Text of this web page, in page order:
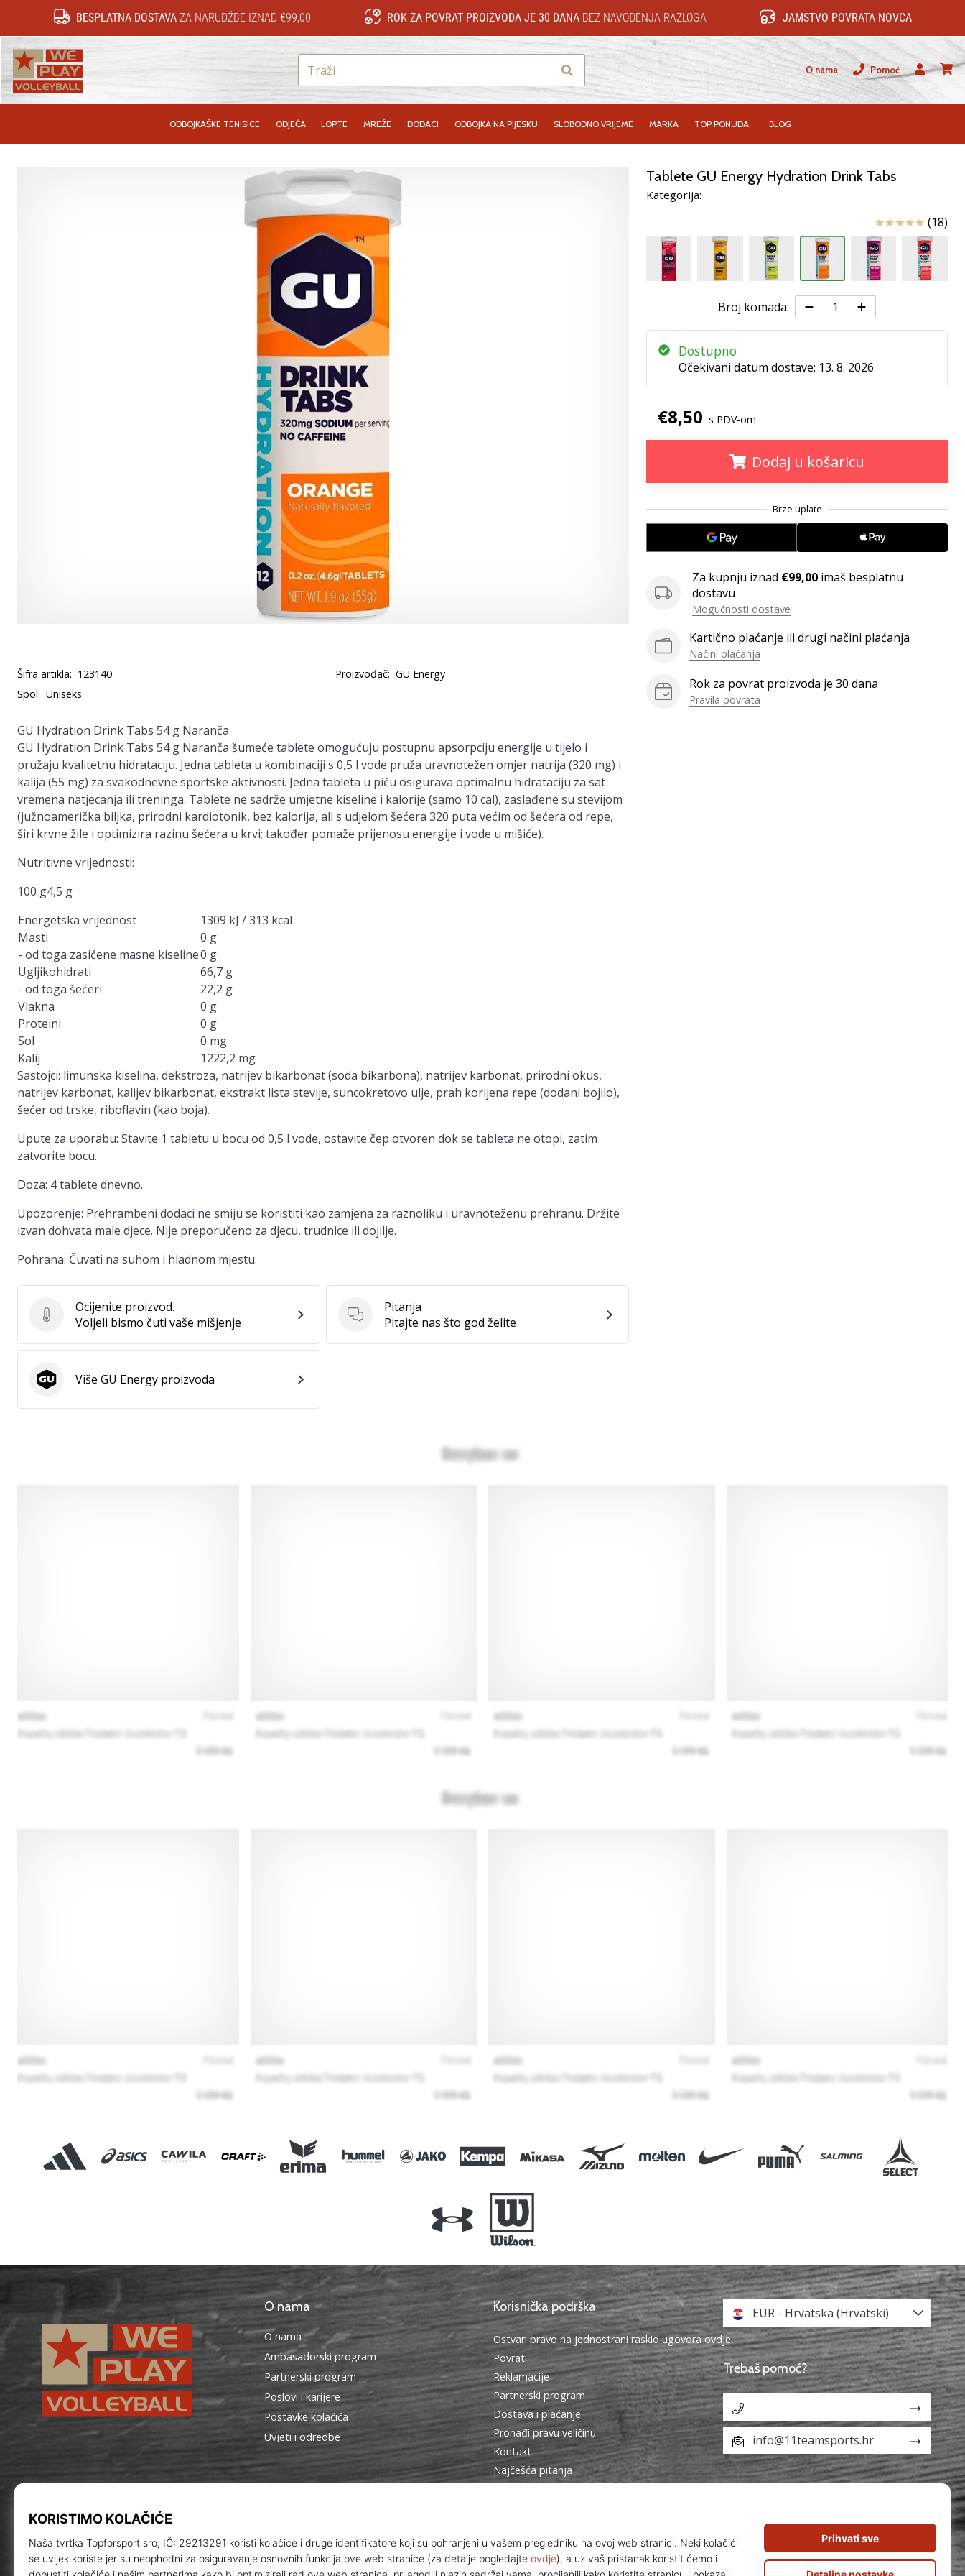
BESPLATNA DOSTAVAZA NARUDŽBE IZNAD €99,00 ROK ZA POVRAT PROIZVODA JE 30 DANABEZ NAVOĐENJA RAZLOGA JAMSTVO POVRATA NOVCA
O nama
Pomoć
Korisnik
ODBOJKAŠKE TENISICE ODJEĆA LOPTE MREŽE DODACI ODBOJKA NA PIJESKU SLOBODNO VRIJEME MARKA TOP PONUDA BLOG
Tablete GU Energy Hydration Drink Tabs
Kategorija:
Ocjena (18)
Broj komada:
Dostupno
Očekivani datum dostave: 13. 8. 2026
€8,50 s PDV-om
Dodaj u košaricu
Za kupnju iznad €99,00 imaš besplatnu
dostavu
Mogućnosti dostave
Kartično plaćanje ili drugi načini plaćanja
Načini plaćanja
Rok za povrat proizvoda je 30 dana
Pravila povrata
Šifra artikla: 123140 Proizvođač: GU Energy
Spol: Uniseks
GU Hydration Drink Tabs 54 g Naranča
GU Hydration Drink Tabs 54 g Naranča šumeće tablete omogućuju postupnu apsorpciju energije u tijelo i
pružaju kvalitetnu hidrataciju. Jedna tableta u kombinaciji s 0,5 l vode pruža uravnotežen omjer natrija (320 mg) i
kalija (55 mg) za svakodnevne sportske aktivnosti. Jedna tableta u piću osigurava optimalnu hidrataciju za sat
vremena natjecanja ili treninga. Tablete ne sadrže umjetne kiseline i kalorije (samo 10 cal), zaslađene su stevijom
(južnoamerička biljka, prirodni kardiotonik, bez kalorija, ali s udjelom šećera 320 puta većim od šećera od repe,
širi krvne žile i optimizira razinu šećera u krvi; također pomaže prijenosu energije i vode u mišiće).
Nutritivne vrijednosti:
100 g4,5 g
Energetska vrijednost
1309 kJ / 313 kcal
Masti
0 g
- od toga zasićene masne kiseline0 g
Ugljikohidrati
66,7 g
- od toga šećeri
22,2 g
Vlakna
0 g
Proteini
0 g
Sol
0 mg
Kalij
1222,2 mg
Sastojci: limunska kiselina, dekstroza, natrijev bikarbonat (soda bikarbona), natrijev karbonat, prirodni okus,
natrijev karbonat, kalijev bikarbonat, ekstrakt lista stevije, suncokretovo ulje, prah korijena repe (dodani bojilo),
šećer od trske, riboflavin (kao boja).
Upute za uporabu: Stavite 1 tabletu u bocu od 0,5 l vode, ostavite čep otvoren dok se tableta ne otopi, zatim
zatvorite bocu.
Doza: 4 tablete dnevno.
Upozorenje: Prehrambeni dodaci ne smiju se koristiti kao zamjena za raznoliku i uravnoteženu prehranu. Držite
izvan dohvata male djece. Nije preporučeno za djecu, trudnice ili dojilje.
Pohrana: Čuvati na suhom i hladnom mjestu.
Ocijenite proizvod.
Ocijenite proizvod.
Voljeli bismo čuti vaše mišjenje
Pitanja
Pitanja
Pitajte nas što god želite
GU EnergyViše GU Energy proizvoda
O nama
O nama
Ambasadorski program
Partnerski program
Poslovi i karijere
Postavke kolačića
Uvjeti i odredbe
Korisnička podrška
Ostvari pravo na jednostrani raskid ugovora ovdje
Povrati
Reklamacije
Partnerski program
Dostava i plaćanje
Pronađi pravu veličinu
Kontakt
Najčešća pitanja
EUR - Hrvatska (Hrvatski)
Trebaš pomoć?
info@11teamsports.hr
© 2010 – 2026 WePlayVolleyball.hr